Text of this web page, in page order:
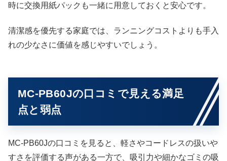
時に交換用紙パックも一緒に用意しておくと安心です。
清潔感を優先する家庭では、ランニングコストよりも手入
れの少なさに価値を感じやすいでしょう。
MC-PB60Jの口コミで見える満足
点と弱点
MC-PB60Jの口コミを見ると、軽さやコードレスの扱いや
すさを評価する声がある一方で、吸引力や細かなゴミの吸